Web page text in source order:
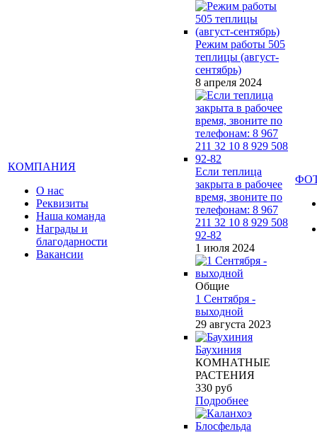
КОМПАНИЯ
О нас
Реквизиты
Наша команда
Награды и
благодарности
Вакансии
Режим работы 505
теплицы (август-
сентябрь)
8 апреля 2024
Если теплица
закрыта в рабочее
время, звоните по
телефонам: 8 967
211 32 10 8 929 508
92-82
1 июля 2024
Общие
1 Сентября -
выходной
29 августа 2023
Баухиния
КОМНАТНЫЕ
РАСТЕНИЯ
330 руб
Подробнее